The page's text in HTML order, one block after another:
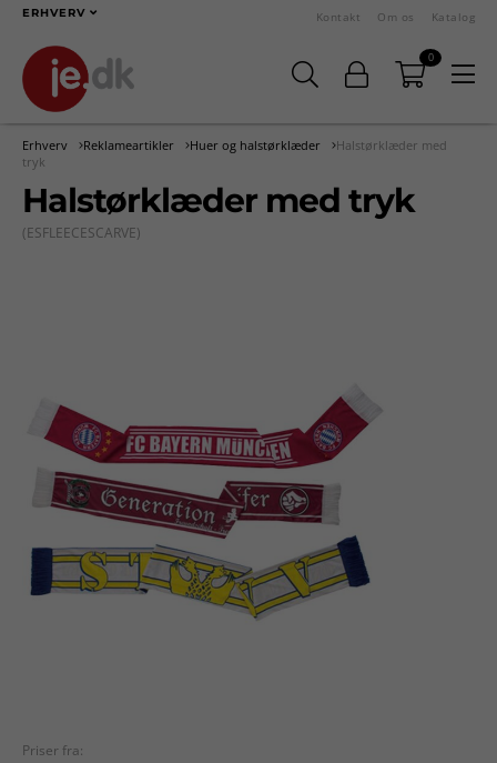
ERHVERV Kontakt Om os Katalog
0
Erhverv Reklameartikler Huer og halstørklæder
Halstørklæder med
tryk
Halstørklæder med tryk
(ESFLEECESCARVE)
Priser fra: